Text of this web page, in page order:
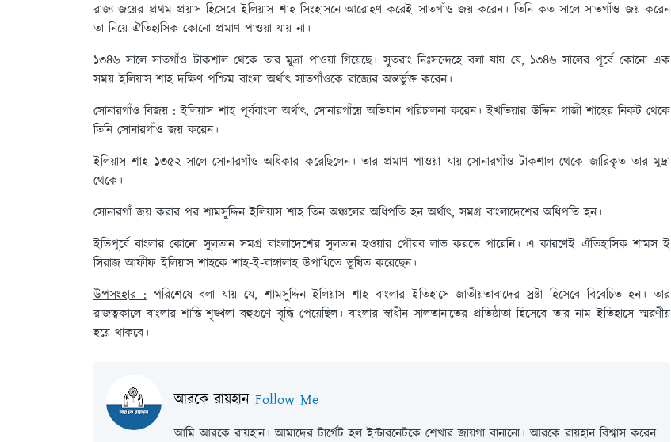
রাজ্য জয়ের প্রথম প্রয়াস হিসেবে ইলিয়াস শাহ সিংহাসনে আরোহণ করেই সাতগাঁও জয় করেন। তিনি কত সালে সাতগাঁও জয় করেন
তা নিয়ে ঐতিহাসিক কোনো প্রমাণ পাওয়া যায় না।
১৩৪৬ সালে সাতগাঁও টাকশাল থেকে তার মুদ্রা পাওয়া গিয়েছে। সুতরাং নিঃসন্দেহে বলা যায় যে, ১৩৪৬ সালের পূর্বে কোনো এক
সময় ইলিয়াস শাহ দক্ষিণ পশ্চিম বাংলা অর্থাৎ সাতগাঁওকে রাজ্যের অন্তর্ভুক্ত করেন।
সোনারগাঁও বিজয় :ইলিয়াস শাহ পূর্ববাংলা অর্থাৎ, সোনারগাঁয়ে অভিযান পরিচালনা করেন। ইখতিয়ার উদ্দিন গাজী শাহের নিকট থেকে
তিনি সোনারগাঁও জয় করেন।
ইলিয়াস শাহ ১৩৫২ সালে সোনারগাঁও অধিকার করেছিলেন। তার প্রমাণ পাওয়া যায় সোনারগাঁও টাকশাল থেকে জারিকৃত তার মুদ্রা
থেকে।
সোনারগাঁ জয় করার পর শামসুদ্দিন ইলিয়াস শাহ তিন অঞ্চলের অধিপতি হন অর্থাৎ, সমগ্র বাংলাদেশের অধিপতি হন।
ইতিপূর্বে বাংলার কোনো সুলতান সমগ্র বাংলাদেশের সুলতান হওয়ার গৌরব লাভ করতে পারেনি। এ কারণেই ঐতিহাসিক শামস ই
সিরাজ আফীফ ইলিয়াস শাহকে শাহ-ই-বাঙ্গালাহ উপাধিতে ভূষিত করেছেন।
উপসংহার :পরিশেষে বলা যায় যে, শামসুদ্দিন ইলিয়াস শাহ বাংলার ইতিহাসে জাতীয়তাবাদের স্রষ্টা হিসেবে বিবেচিত হন। তার
রাজত্বকালে বাংলার শান্তি-শৃঙ্খলা বহুগুণে বৃদ্ধি পেয়েছিল। বাংলার স্বাধীন সালতানাতের প্রতিষ্ঠাতা হিসেবে তার নাম ইতিহাসে স্মরণীয়
হয়ে থাকবে।
আরকে রায়হান Follow Me
আমি আরকে রায়হান। আমাদের টার্গেট হল ইন্টারনেটকে শেখার জায়গা বানানো। আরকে রায়হান বিশ্বাস করেন